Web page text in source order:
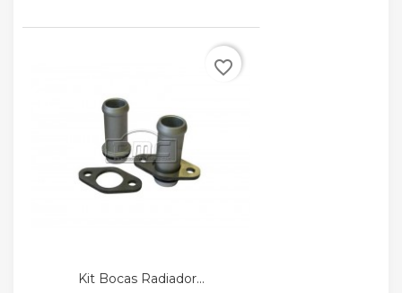
Kit Bocas Radiador...
favorite_border